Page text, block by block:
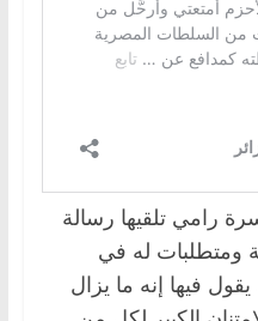
رامي تلقيها رسالة
ومتطلبات له في
فيها إنه ما يزال